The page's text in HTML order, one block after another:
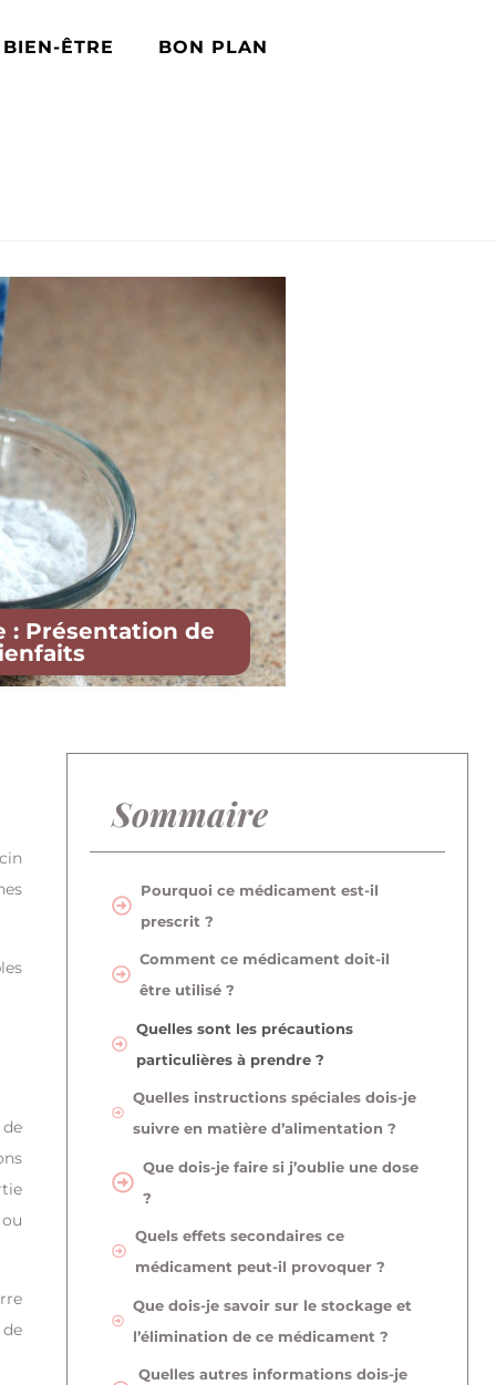
BIEN-ÊTRE BON PLAN
: Présentation de
Sommaire
Pourquoi ce médicament est-il
prescrit ?
Comment ce médicament doit-il
être utilisé ?
Quelles sont les précautions
particulières à prendre ?
Quelles instructions spéciales dois-je
suivre en matière d’alimentation ?
Que dois-je faire si j’oublie une dose
?
Quels effets secondaires ce
médicament peut-il provoquer ?
Que dois-je savoir sur le stockage et
l’élimination de ce médicament ?
Quelles autres informations dois-je